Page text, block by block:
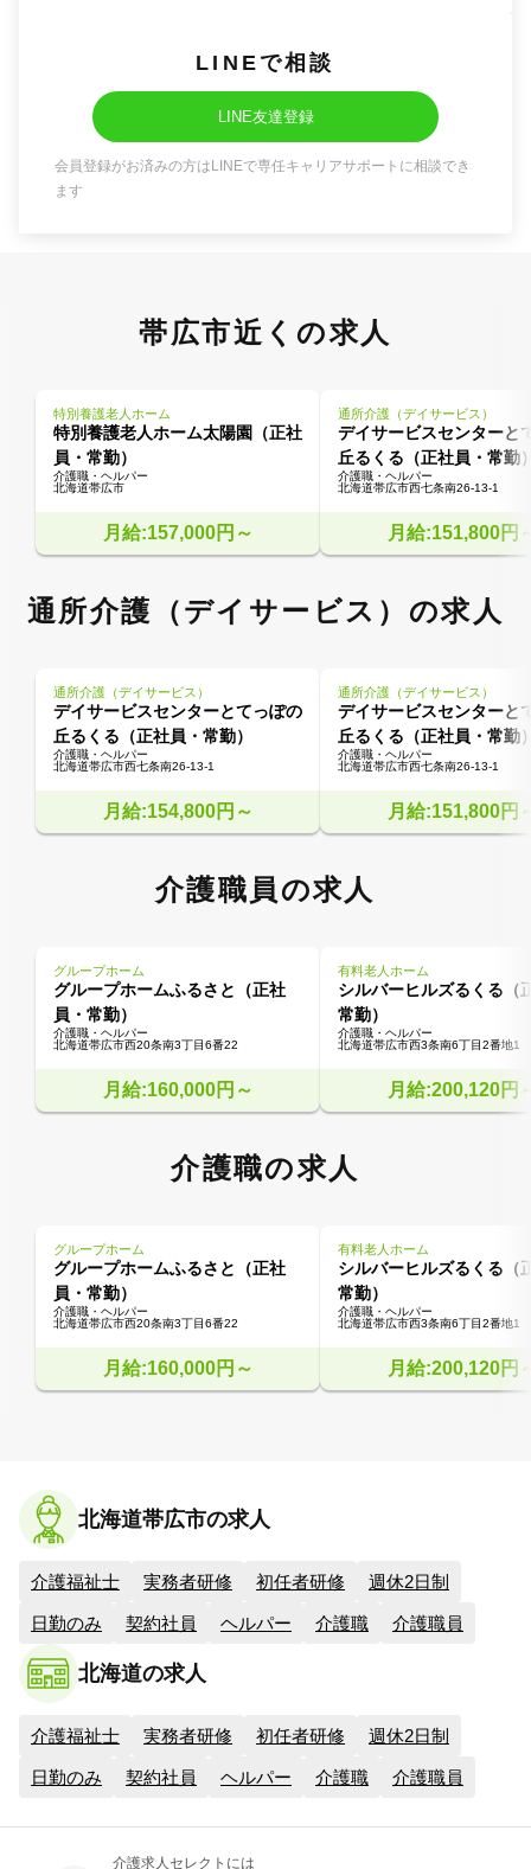
LINEで相談
LINE友達登録
会員登録がお済みの方はLINEで専任キャリアサポートに相談でき
ます
帯広市近くの求人
特別養護老人ホーム
特別養護老人ホーム太陽園（正社
員・常勤）
介護職・ヘルパー
北海道帯広市
月給:157,000円～
通所介護（デイサービス）
デイサービスセンターと
丘るくる（正社員・常勤
介護職・ヘルパー
北海道帯広市西七条南26-13-1
月給:151,800円
通所介護（デイサービス）の求人
通所介護（デイサービス）
デイサービスセンターとてっぽの
丘るくる（正社員・常勤）
介護職・ヘルパー
北海道帯広市西七条南26-13-1
月給:154,800円～
通所介護（デイサービス）
デイサービスセンターと
丘るくる（正社員・常勤
介護職・ヘルパー
北海道帯広市西七条南26-13-1
月給:151,800円
介護職員の求人
グループホーム
グループホームふるさと（正社
員・常勤）
介護職・ヘルパー
北海道帯広市西20条南3丁目6番22
月給:160,000円～
有料老人ホーム
シルバーヒルズるくる（
常勤）
介護職・ヘルパー
北海道帯広市西3条南6丁目2番地1
月給:200,120円
介護職の求人
グループホーム
グループホームふるさと（正社
員・常勤）
介護職・ヘルパー
北海道帯広市西20条南3丁目6番22
月給:160,000円～
有料老人ホーム
シルバーヒルズるくる（
常勤）
介護職・ヘルパー
北海道帯広市西3条南6丁目2番地1
月給:200,120円
北海道帯広市の求人
介護福祉士 実務者研修 初任者研修 週休2日制
日勤のみ 契約社員 ヘルパー 介護職 介護職員
北海道の求人
介護福祉士 実務者研修 初任者研修 週休2日制
日勤のみ 契約社員 ヘルパー 介護職 介護職員
介護求人セレクトには